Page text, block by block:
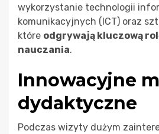
wykorzystanie technologii
komunikacyjnych (ICT) oraz
które odgrywają kluczową
nauczania.
Innowacyjne
dydaktyczne
Podczas wizyty dużym